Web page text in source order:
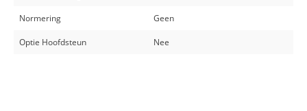
Normering Geen
Optie Hoofdsteun Nee